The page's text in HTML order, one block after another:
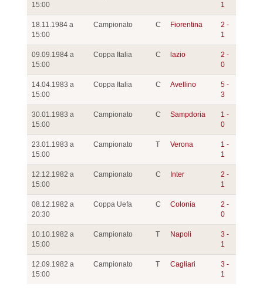
15:00
1
18.11.1984 a
15:00
Campionato C Fiorentina
2 -
1
09.09.1984 a
15:00
Coppa Italia C lazio
2 -
0
14.04.1983 a
15:00
Coppa Italia C Avellino
5 -
3
30.01.1983 a
15:00
Campionato C Sampdoria
1 -
0
23.01.1983 a
15:00
Campionato T Verona
1 -
1
12.12.1982 a
15:00
Campionato C Inter
2 -
1
08.12.1982 a
20:30
Coppa Uefa C Colonia
2 -
0
10.10.1982 a
15:00
Campionato T Napoli
3 -
1
12.09.1982 a
15:00
Campionato T Cagliari
3 -
1